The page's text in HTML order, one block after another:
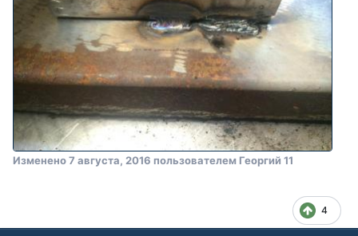
Изменено7 августа, 2016 пользователем Георгий 11
4